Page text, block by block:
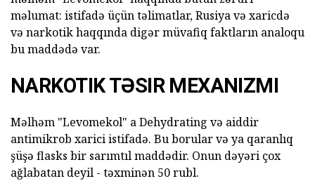
məlumat: istifadə üçün təlimatlar, Rusiya və xaricdə
və narkotik haqqında digər müvafiq faktların analoqu
bu maddədə var.
NARKOTIK TƏSIR MEXANIZMI
Məlhəm "Levomekol" a Dehydrating və aiddir
antimikrob xarici istifadə. Bu borular və ya qaranlıq
şüşə flasks bir sarımtıl maddədir. Onun dəyəri çox
ağlabatan deyil - təxminən 50 rubl.